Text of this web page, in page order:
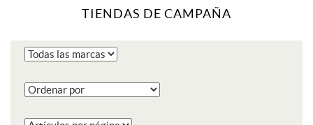
TIENDAS DE CAMPAÑA